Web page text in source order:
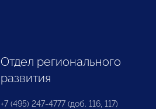
Отдел регионального
развития
+7 (495) 247-4777 (доб. 116, 117)